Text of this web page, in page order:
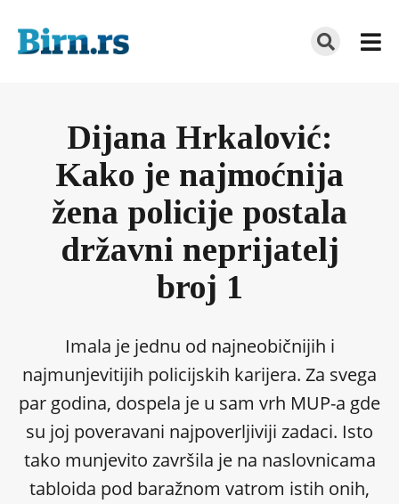
Dijana Hrkalović:
Kako je najmoćnija
žena policije postala
državni neprijatelj
broj 1
Imala je jednu od najneobičnijih i
najmunjevitijih policijskih karijera. Za svega
par godina, dospela je u sam vrh MUP-a gde
su joj poveravani najpoverljiviji zadaci. Isto
tako munjevito završila je na naslovnicama
tabloida pod baražnom vatrom istih onih,